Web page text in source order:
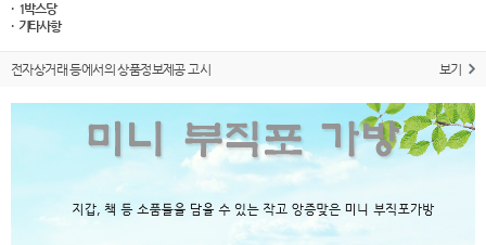
· 1박스당
· 기타사항
전자상거래 등에서의 상품정보제공 고시 보기